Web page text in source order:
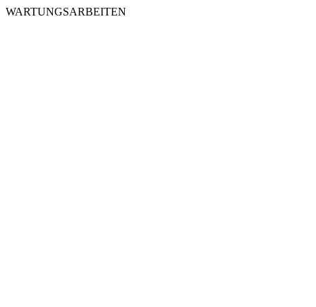
WARTUNGSARBEITEN